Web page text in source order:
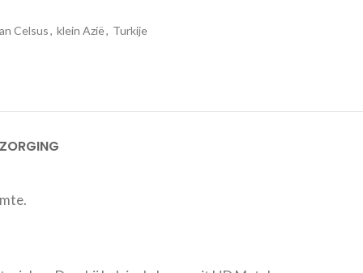
Celsus, klein Azië, Turkije